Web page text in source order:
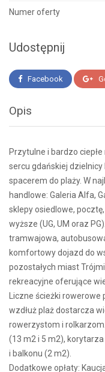
Numer oferty
Udostępnij
Facebook
Opis
Przytulne i bardzo
sercu gdańskiej
spacerem do plaży. W
handlowe: Galeria Alfa,
sklepy osiedlowe,
wyższe (UG, UM oraz
tramwajowa,
komfortowy dojazd do
pozostałych miast
rekreacyjne oferujące
Liczne ścieżki
wzdłuż plaż dostarcza
rowerzystom i
(13 m2 i 5 m2),
i balkonu (2 m2).
Dodatkowe opłaty: